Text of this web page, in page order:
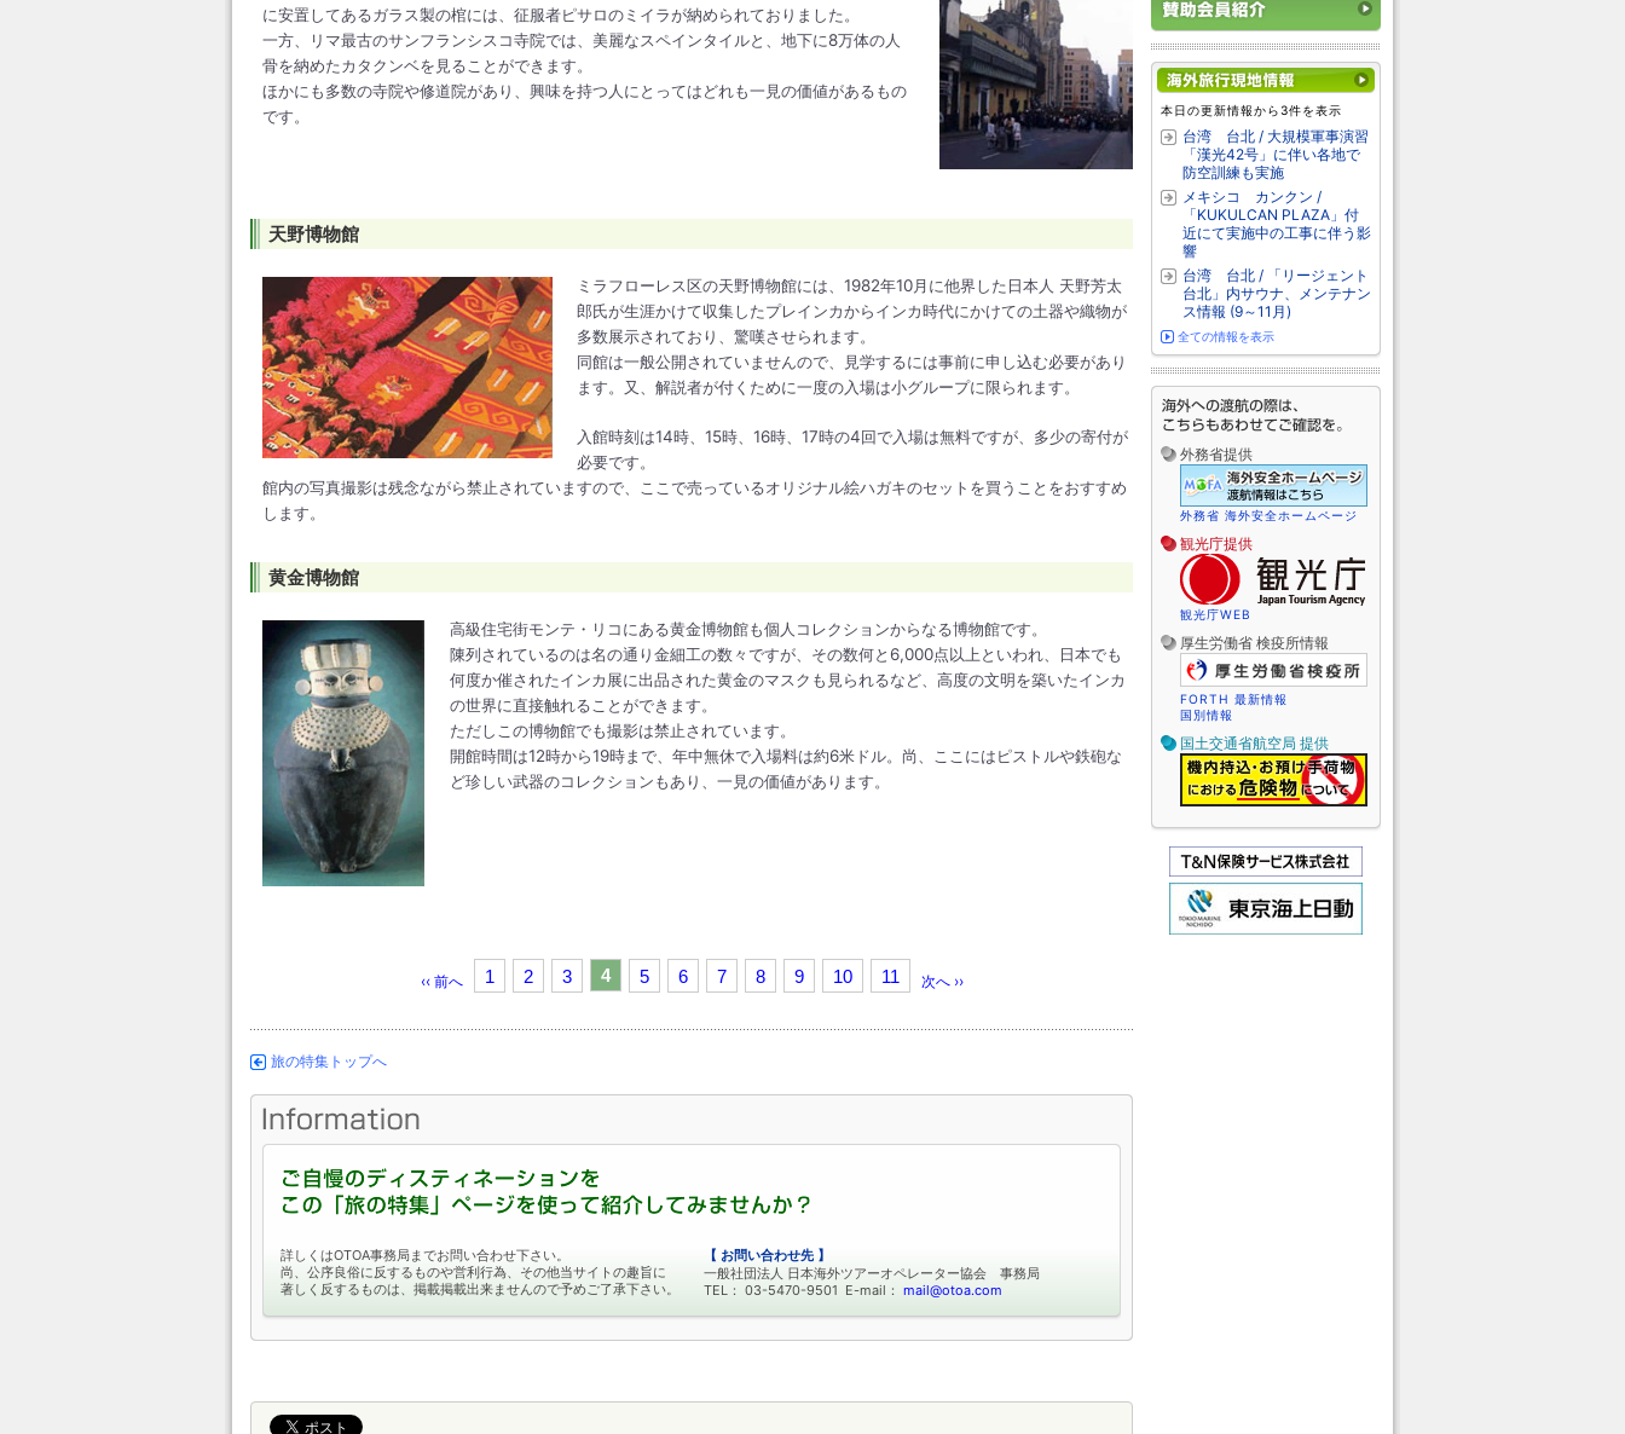
に安置してあるガラス製の棺には、征服者ピサロのミイラが納められておりました。
一方、リマ最古のサンフランシスコ寺院では、美麗なスペインタイルと、地下に8万体の人
骨を納めたカタクンベを見ることができます。
ほかにも多数の寺院や修道院があり、興味を持つ人にとってはどれも一見の価値があるもの
です。
天野博物館
ミラフローレス区の天野博物館には、1982年10月に他界した日本人 天野芳太
郎氏が生涯かけて収集したプレインカからインカ時代にかけての土器や織物が
多数展示されており、驚嘆させられます。
同館は一般公開されていませんので、見学するには事前に申し込む必要があり
ます。又、解説者が付くために一度の入場は小グループに限られます。
入館時刻は14時、15時、16時、17時の4回で入場は無料ですが、多少の寄付が
必要です。
館内の写真撮影は残念ながら禁止されていますので、ここで売っているオリジナル絵ハガキのセットを買うことをおすすめ
します。
黄金博物館
高級住宅街モンテ・リコにある黄金博物館も個人コレクションからなる博物館です。
陳列されているのは名の通り金細工の数々ですが、その数何と6,000点以上といわれ、日本でも
何度か催されたインカ展に出品された黄金のマスクも見られるなど、高度の文明を築いたインカ
の世界に直接触れることができます。
ただしこの博物館でも撮影は禁止されています。
開館時間は12時から19時まで、年中無休で入場料は約6米ドル。尚、ここにはピストルや鉄砲な
ど珍しい武器のコレクションもあり、一見の価値があります。
‹‹ 前へ 1 2 3 4 5 6 7 8 9 10 11 次へ ››
旅の特集トップへ
詳しくはOTOA事務局までお問い合わせ下さい。
尚、公序良俗に反するものや営利行為、その他当サイトの趣旨に
著しく反するものは、掲載掲載出来ませんので予めご了承下さい。
【 お問い合わせ先 】
一般社団法人 日本海外ツアーオペレーター協会 事務局
TEL： 03-5470-9501 E-mail： mail@otoa.com
本日の更新情報から3件を表示
台湾 台北 / 大規模軍事演習
「漢光42号」に伴い各地で
防空訓練も実施
メキシコ カンクン /
「KUKULCAN PLAZA」付
近にて実施中の工事に伴う影
響
台湾 台北 / 「リージェント
台北」内サウナ、メンテナン
ス情報 (9～11月)
全ての情報を表示
外務省提供
外務省 海外安全ホームページ
観光庁提供
観光庁WEB
厚生労働省 検疫所情報
FORTH 最新情報
国別情報
国土交通省航空局 提供